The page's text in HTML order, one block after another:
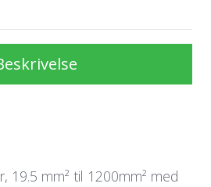
19.5 mm² til 1200mm² med